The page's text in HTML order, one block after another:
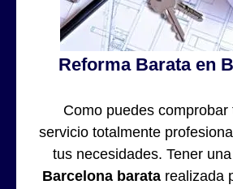
Reforma Barata en
Como puedes comprobar
servicio totalmente
tus necesidades. Tener una
Barcelona barata realizada